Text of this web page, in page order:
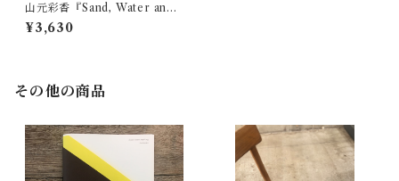
山元彩香『Sand, Water and
Dust』オリジナルアートカー
ド 3枚セット（スクエア・長
¥3,630
その他の商品